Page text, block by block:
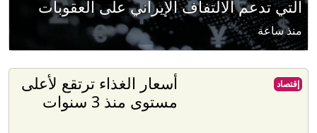
التي تدعم الالتفاف الإيراني على العقوبات
منذ ساعة
أسعار الغذاء ترتقع لأعلى
مستوى منذ 3 سنوات
إقتصاد